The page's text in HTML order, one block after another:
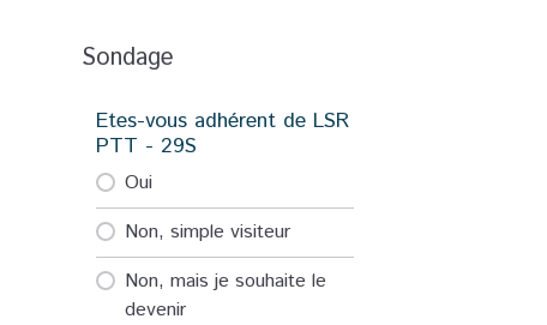
Sondage
Etes-vous adhérent de LSR
PTT - 29S
Oui
Non, simple visiteur
Non, mais je souhaite le
devenir